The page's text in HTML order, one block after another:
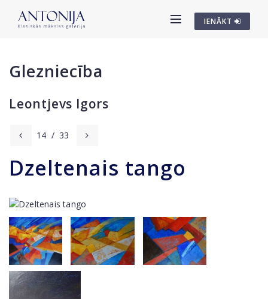
IENĀKT
Glezniecība
Leontjevs Igors
14 / 33
Dzeltenais tango